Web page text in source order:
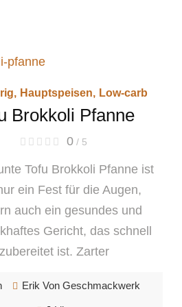
, Hauptspeisen, Low-carb
Brokkoli Pfanne
0/ 5
Tofu Brokkoli Pfanne ist
ein Fest für die Augen,
auch ein gesundes und
Gericht, das schnell
zubereitet ist. Zarter
Erik Von Geschmackwerk